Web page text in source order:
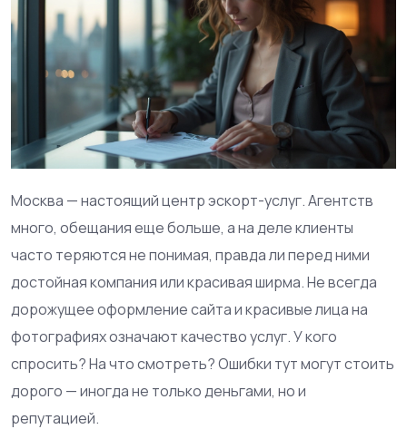
Москва — настоящий центр эскорт-услуг. Агентств
много, обещания еще больше, а на деле клиенты
часто теряются не понимая, правда ли перед ними
достойная компания или красивая ширма. Не всегда
дорожущее оформление сайта и красивые лица на
фотографиях означают качество услуг. У кого
спросить? На что смотреть? Ошибки тут могут стоить
дорого — иногда не только деньгами, но и
репутацией.